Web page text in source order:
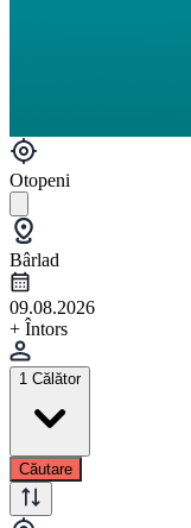
Otopeni
Bârlad
09.08.2026
+ Întors
1 Călător
Căutare